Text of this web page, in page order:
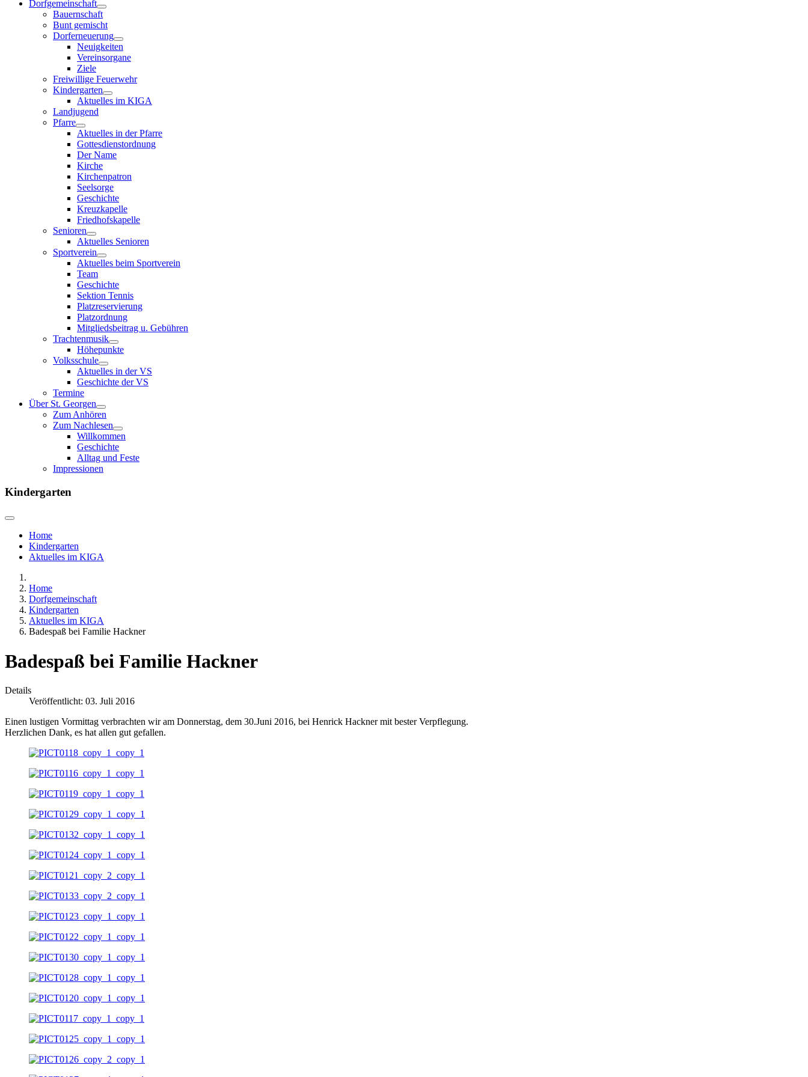
Dorfgemeinschaft
Bauernschaft
Bunt gemischt
Dorferneuerung
Neuigkeiten
Vereinsorgane
Ziele
Freiwillige Feuerwehr
Kindergarten
Aktuelles im KIGA
Landjugend
Pfarre
Aktuelles in der Pfarre
Gottesdienstordnung
Der Name
Kirche
Kirchenpatron
Seelsorge
Geschichte
Kreuzkapelle
Friedhofskapelle
Senioren
Aktuelles Senioren
Sportverein
Aktuelles beim Sportverein
Team
Geschichte
Sektion Tennis
Platzreservierung
Platzordnung
Mitgliedsbeitrag u. Gebühren
Trachtenmusik
Höhepunkte
Volksschule
Aktuelles in der VS
Geschichte der VS
Termine
Über St. Georgen
Zum Anhören
Zum Nachlesen
Willkommen
Geschichte
Alltag und Feste
Impressionen
Kindergarten
Home
Kindergarten
Aktuelles im KIGA
Home
Dorfgemeinschaft
Kindergarten
Aktuelles im KIGA
Badespaß bei Familie Hackner
Badespaß bei Familie Hackner
Details
Veröffentlicht: 03. Juli 2016
Einen lustigen Vormittag verbrachten wir am Donnerstag, dem 30.Juni 2016, bei Henrick Hackner mit bester Verpflegung.
Herzlichen Dank, es hat allen gut gefallen.